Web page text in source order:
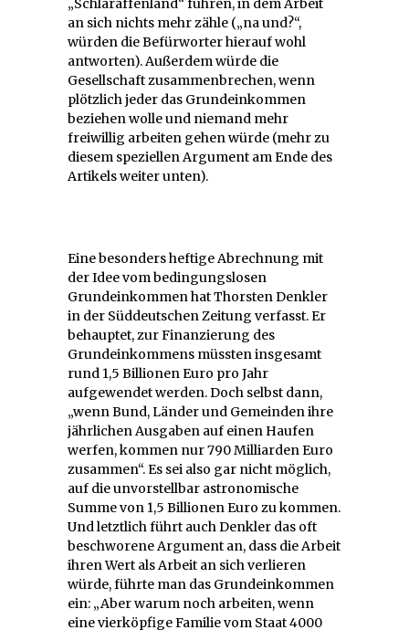
„Schlaraffenland“ führen, in dem Arbeit
an sich nichts mehr zähle („na und?“,
würden die Befürworter hierauf wohl
antworten). Außerdem würde die
Gesellschaft zusammenbrechen, wenn
plötzlich jeder das Grundeinkommen
beziehen wolle und niemand mehr
freiwillig arbeiten gehen würde (mehr zu
diesem speziellen Argument am Ende des
Artikels weiter unten).
Eine besonders heftige Abrechnung mit
der Idee vom bedingungslosen
Grundeinkommen hat Thorsten Denkler
in der Süddeutschen Zeitung verfasst. Er
behauptet, zur Finanzierung des
Grundeinkommens müssten insgesamt
rund 1,5 Billionen Euro pro Jahr
aufgewendet werden. Doch selbst dann,
„wenn Bund, Länder und Gemeinden ihre
jährlichen Ausgaben auf einen Haufen
werfen, kommen nur 790 Milliarden Euro
zusammen“. Es sei also gar nicht möglich,
auf die unvorstellbar astronomische
Summe von 1,5 Billionen Euro zu kommen.
Und letztlich führt auch Denkler das oft
beschworene Argument an, dass die Arbeit
ihren Wert als Arbeit an sich verlieren
würde, führte man das Grundeinkommen
ein: „Aber warum noch arbeiten, wenn
eine vierköpfige Familie vom Staat 4000